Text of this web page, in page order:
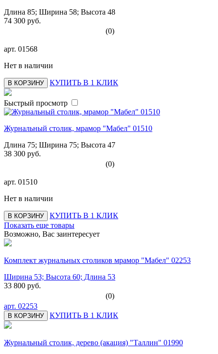
Длина 85; Ширина 58; Высота 48
74 300 руб.
(0)
арт. 01568
Нет в наличии
В КОРЗИНУ КУПИТЬ В 1 КЛИК
Быстрый просмотр
Журнальный столик, мрамор "Мабел" 01510
Длина 75; Ширина 75; Высота 47
38 300 руб.
(0)
арт. 01510
Нет в наличии
В КОРЗИНУ
КУПИТЬ В 1 КЛИК
Показать еще товары
Возможно, Вас заинтересует
Комплект журнальных столиков мрамор "Мабел" 02253
Ширина 53; Высота 60; Длина 53
33 800 руб.
(0)
арт. 02253
В КОРЗИНУ КУПИТЬ В 1 КЛИК
Журнальный столик, дерево (акация) "Таллин" 01990